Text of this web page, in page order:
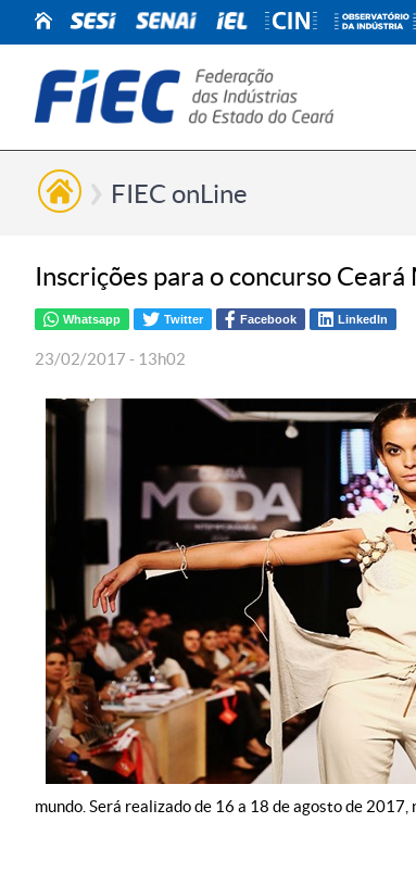
FIEC onLine
Inscrições para o concurso
Whatsapp Twitter Facebook LinkedIn
23/02/2017 - 13h02
mundo. Será realizado de 16 a 18 de agosto de 2017,